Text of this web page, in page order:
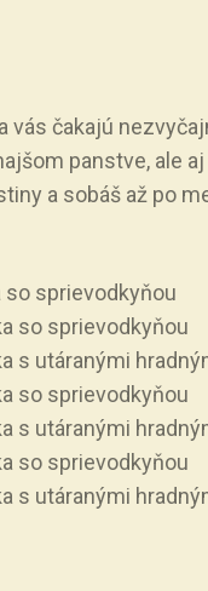
vás čakajú
panstve, ale
a sobáš až po
so sprievodkyňou
so sprievodkyňou
s utáranými
so sprievodkyňou
s utáranými
so sprievodkyňou
s utáranými